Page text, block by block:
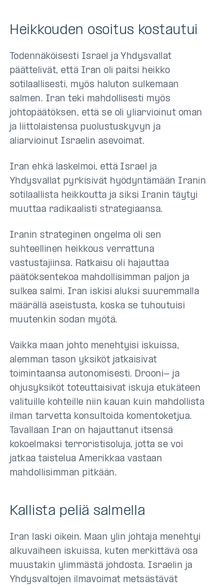
Heikkouden osoitus kostautui
Todennäköisesti Israel ja Yhdysvallat
päättelivät, että Iran oli paitsi heikko
sotilaallisesti, myös haluton sulkemaan
salmen. Iran teki mahdollisesti myös
johtopäätöksen, että se oli yliarvioinut oman
ja liittolaistensa puolustuskyvyn ja
aliarvioinut Israelin asevoimat.
Iran ehkä laskelmoi, että Israel ja
Yhdysvallat pyrkisivät hyödyntämään Iranin
sotilaallista heikkoutta ja siksi Iranin täytyi
muuttaa radikaalisti strategiaansa.
Iranin strateginen ongelma oli sen
suhteellinen heikkous verrattuna
vastustajiinsa. Ratkaisu oli hajauttaa
päätöksentekoa mahdollisimman paljon ja
sulkea salmi. Iran iskisi aluksi suuremmalla
määrällä aseistusta, koska se tuhoutuisi
muutenkin sodan myötä.
Vaikka maan johto menehtyisi iskuissa,
alemman tason yksiköt jatkaisivat
toimintaansa autonomisesti. Drooni- ja
ohjusyksiköt toteuttaisivat iskuja etukäteen
valituille kohteille niin kauan kuin mahdollista
ilman tarvetta konsultoida komentoketjua.
Tavallaan Iran on hajauttanut itsensä
kokoelmaksi terroristisoluja, jotta se voi
jatkaa taistelua Amerikkaa vastaan
mahdollisimman pitkään.
Kallista peliä salmella
Iran laski oikein. Maan ylin johtaja menehtyi
alkuvaiheen iskuissa, kuten merkittävä osa
muustakin ylimmästä johdosta. Israelin ja
Yhdysvaltojen ilmavoimat metsästävät